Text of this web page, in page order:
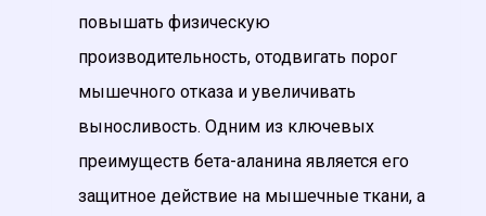
повышать физическую
производительность, отодвигать порог
мышечного отказа и увеличивать
выносливость. Одним из ключевых
преимуществ бета-аланина является его
защитное действие на мышечные ткани, а